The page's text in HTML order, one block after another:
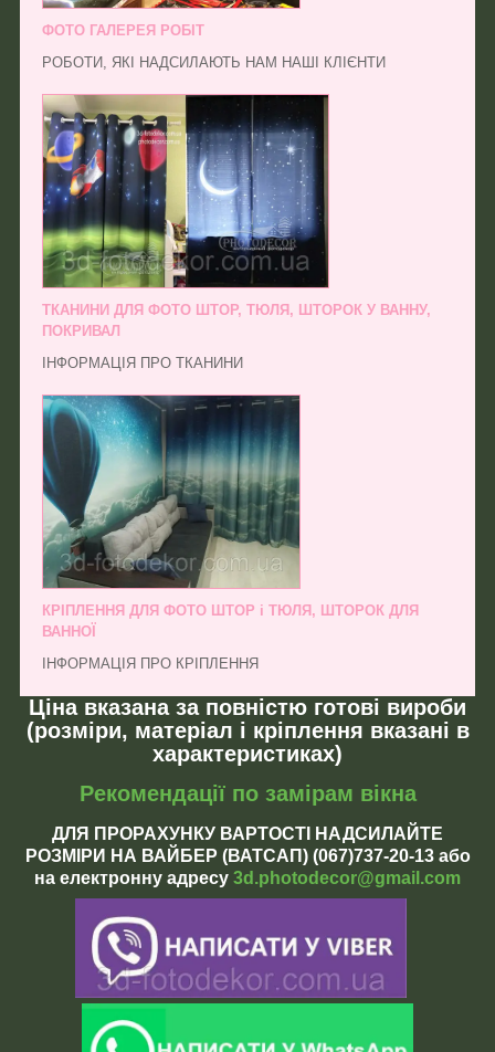
ФОТО ГАЛЕРЕЯ РОБІТ
РОБОТИ, ЯКІ НАДСИЛАЮТЬ НАМ НАШІ КЛІЄНТИ
ТКАНИНИ ДЛЯ ФОТО ШТОР, ТЮЛЯ, ШТОРОК У ВАННУ,
ПОКРИВАЛ
ІНФОРМАЦІЯ ПРО ТКАНИНИ
КРІПЛЕННЯ ДЛЯ ФОТО ШТОР і ТЮЛЯ, ШТОРОК ДЛЯ
ВАННОЇ
ІНФОРМАЦІЯ ПРО КРІПЛЕННЯ
Ціна вказана за повністю готові вироби
(розміри, матеріал і кріплення вказані в
характеристиках)
Рекомендації по замірам вікна
ДЛЯ ПРОРАХУНКУ ВАРТОСТІ НАДСИЛАЙТЕ
РОЗМІРИ НА ВАЙБЕР (ВАТСАП) (067)737-20-13 або
на електронну адресу 3d.photodecor@gmail.com